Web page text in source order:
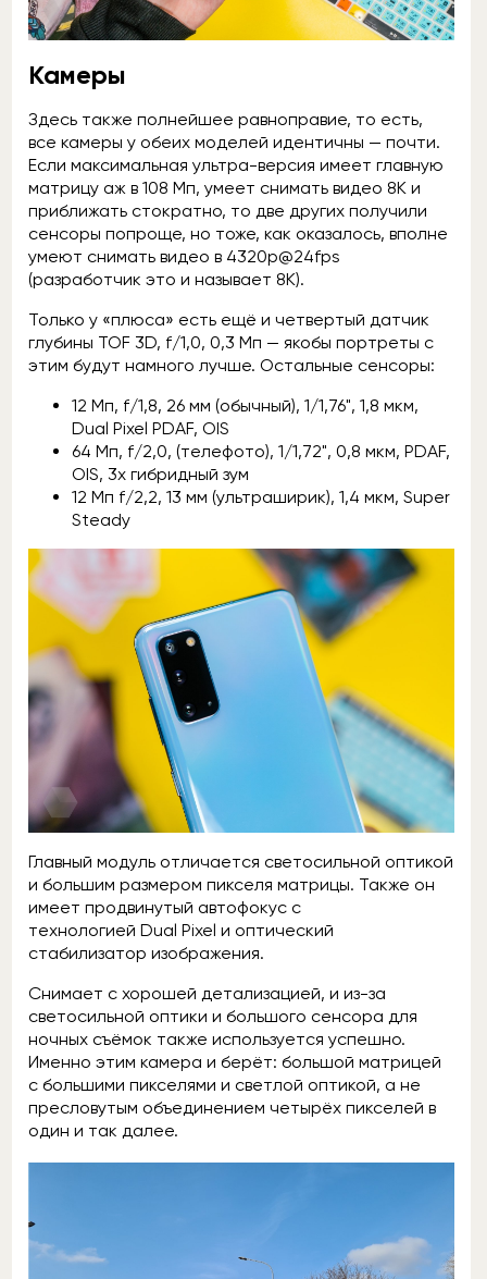
Камеры
Здесь также полнейшее равноправие, то есть,
все камеры у обеих моделей идентичны — почти.
Если максимальная ультра-версия имеет главную
матрицу аж в 108 Мп, умеет снимать видео 8К и
приближать стократно, то две других получили
сенсоры попроще, но тоже, как оказалось, вполне
умеют снимать видео в 4320p@24fps
(разработчик это и называет 8К).
Только у «плюса» есть ещё и четвертый датчик
глубины TOF 3D, f/1,0, 0,3 Мп — якобы портреты с
этим будут намного лучше. Остальные сенсоры:
12 Mп, f/1,8, 26 мм (обычный), 1/1,76", 1,8 мкм,
Dual Pixel PDAF, OIS
64 Mп, f/2,0, (телефото), 1/1,72", 0,8 мкм, PDAF,
OIS, 3x гибридный зум
12 Mп f/2,2, 13 мм (ультраширик), 1,4 мкм, Super
Steady
Главный модуль отличается светосильной оптикой
и большим размером пикселя матрицы. Также он
имеет продвинутый автофокус с
технологией Dual Pixel и оптический
стабилизатор изображения.
Снимает с хорошей детализацией, и из-за
светосильной оптики и большого сенсора для
ночных съёмок также используется успешно.
Именно этим камера и берёт: большой матрицей
с большими пикселями и светлой оптикой, а не
пресловутым объединением четырёх пикселей в
один и так далее.